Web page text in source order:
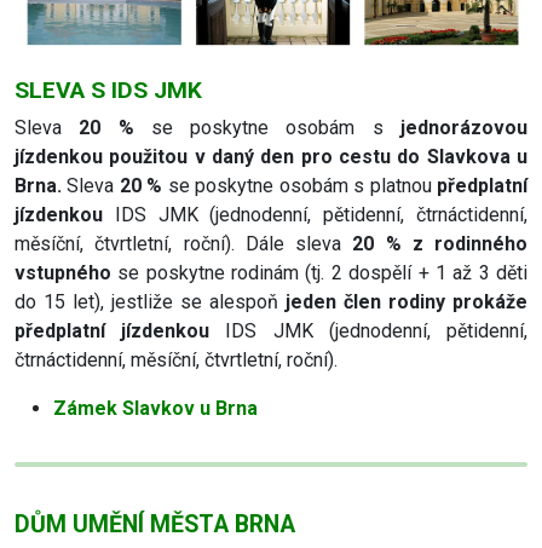
SLEVA S IDS JMK
Sleva 20 % se poskytne osobám s jednorázovou
jízdenkou použitou v daný den pro cestu do Slavkova u
Brna. Sleva 20 % se poskytne osobám s platnou předplatní
jízdenkou IDS JMK (jednodenní, pětidenní, čtrnáctidenní,
měsíční, čtvrtletní, roční). Dále sleva 20 % z rodinného
vstupného se poskytne rodinám (tj. 2 dospělí + 1 až 3 děti
do 15 let), jestliže se alespoň jeden člen rodiny prokáže
předplatní jízdenkou IDS JMK (jednodenní, pětidenní,
čtrnáctidenní, měsíční, čtvrtletní, roční).
Zámek Slavkov u Brna
DŮM UMĚNÍ MĚSTA BRNA